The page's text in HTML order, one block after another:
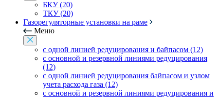
БКУ (20)
ТКУ (20)
Газорегуляторные установки на раме
Меню
с одной линией редуцирования и байпасом (12)
с основной и резервной линиями редуцирования
(12)
с одной линией редуцирования байпасом и узлом
учета расхода газа (12)
с основной и резервной линиями редуцирования и